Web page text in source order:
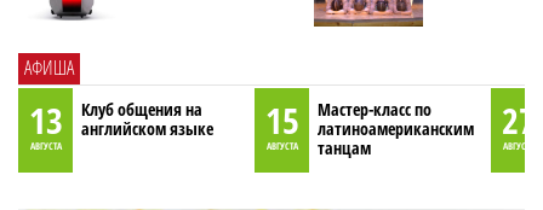
АФИША
13
АВГУСТА
Клуб общения на
английском языке
15
АВГУСТА
Мастер-класс по
латиноамериканским
танцам
27
АВГУСТА